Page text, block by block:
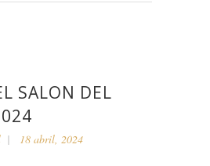
SALON DEL
18 abril, 2024